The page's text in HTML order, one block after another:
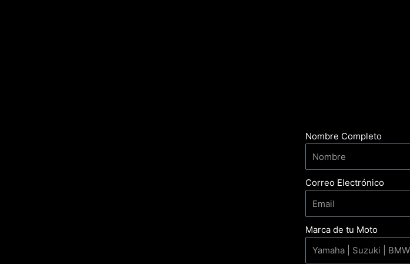
Nombre Completo
Correo Electrónico
Marca de tu Moto